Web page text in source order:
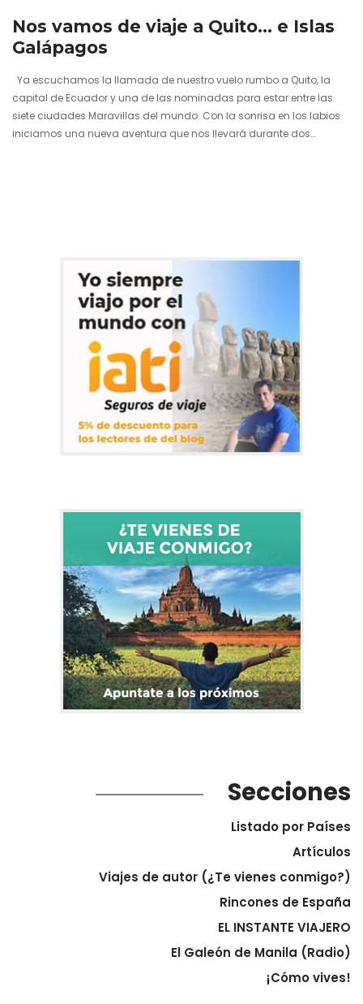
Nos vamos de viaje a Quito… e Islas
Galápagos
Ya escuchamos la llamada de nuestro vuelo rumbo a Quito, la
capital de Ecuador y una de las nominadas para estar entre las
siete ciudades Maravillas del mundo. Con la sonrisa en los labios
iniciamos una nueva aventura que nos llevará durante dos
Secciones
Listado por Países
Artículos
Viajes de autor (¿Te vienes conmigo?)
Rincones de España
EL INSTANTE VIAJERO
El Galeón de Manila (Radio)
¡Cómo vives!